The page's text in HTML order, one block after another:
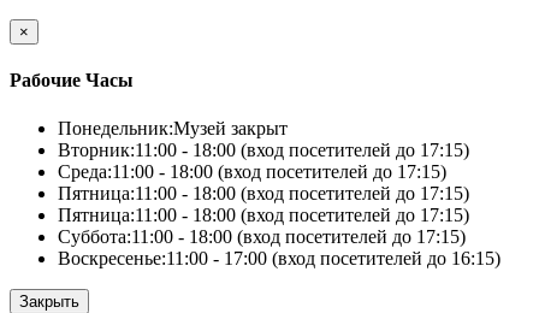
×
Рабочие Часы
Понедельник:Музей закрыт
Вторник:11:00 - 18:00 (вход посетителей до 17:15)
Среда:11:00 - 18:00 (вход посетителей до 17:15)
Пятница:11:00 - 18:00 (вход посетителей до 17:15)
Пятница:11:00 - 18:00 (вход посетителей до 17:15)
Суббота:11:00 - 18:00 (вход посетителей до 17:15)
Воскресенье:11:00 - 17:00 (вход посетителей до 16:15)
Закрыть